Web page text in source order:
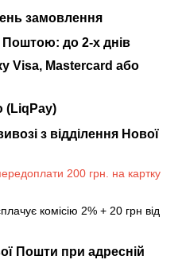
замовлення
до 2-х днів
Visa, Mastercard або
(LiqPay)
з відділення Нової
200 грн. на картку
комісію 2% + 20 грн від
Пошти при адресній